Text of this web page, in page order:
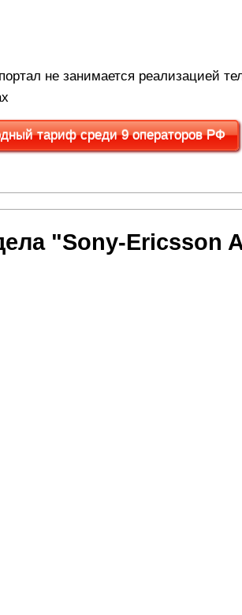
не занимается реализацией
тариф среди 9 операторов РФ
"Sony-Ericsson